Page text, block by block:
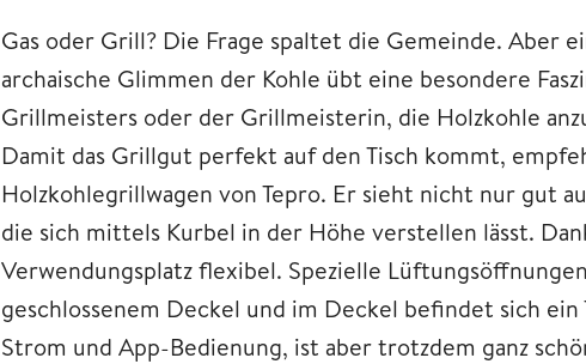
Gas oder Grill? Die Frage spaltet die Gemeinde. Aber
archaische Glimmen der Kohle übt eine besondere
Grillmeisters oder der Grillmeisterin, die Holzkohle
Damit das Grillgut perfekt auf den Tisch kommt,
Holzkohlegrillwagen von Tepro. Er sieht nicht nur gut
die sich mittels Kurbel in der Höhe verstellen lässt.
Verwendungsplatz flexibel. Spezielle
geschlossenem Deckel und im Deckel befindet sich
Strom und App-Bedienung, ist aber trotzdem ganz